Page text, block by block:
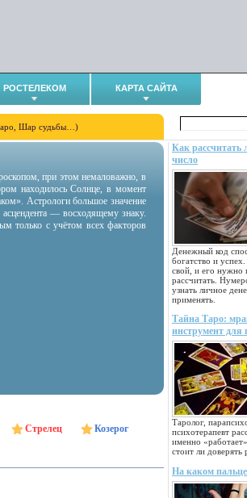
РОСТЕЛЕКОМ КАРТА САЙТА
Шар судьбы…)
Как рассчитать
число
Денежный код
богатство и
свой, и его нужно
рассчитать.
узнать личное
применять.
Тайна Таро:
инструмент для
Таролог,
психотерапевт
именно
стоит ли доверять
На каком
при этом немаловажно, в
находилось Солнце, в момент
Астрологи большое значение
— восходящему знаку.
только с учётом всех факторов
Стрелец
Козерог